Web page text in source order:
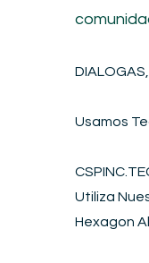
DIALOGAS,
Usamos
Utiliza
Hexagon